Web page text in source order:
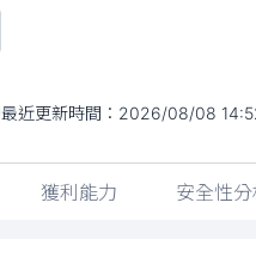
最近更新時間： 2026/08/08
獲利能力 安全性分